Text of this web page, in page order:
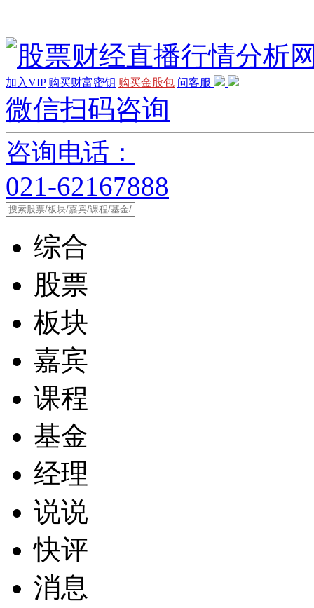
加入VIP 购买财富密钥 购买金股包 问客服
微信扫码咨询
咨询电话：
021-62167888
综合
股票
板块
嘉宾
课程
基金
经理
说说
快评
消息